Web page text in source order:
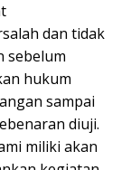
dan tidak
sebelum
hukum
sampai
diuji.
miliki akan